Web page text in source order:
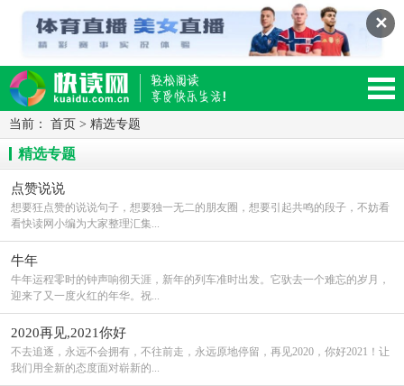
✕
读网-轻松阅读,快乐生活移动版
当前： 首页 > 精选专题
精选专题
点赞说说
想要狂点赞的说说句子，想要独一无二的朋友圈，想要引起共鸣的段子，不妨看
看快读网小编为大家整理汇集...
牛年
牛年运程零时的钟声响彻天涯，新年的列车准时出发。它驮去一个难忘的岁月，
迎来了又一度火红的年华。祝...
2020再见,2021你好
不去追逐，永远不会拥有，不往前走，永远原地停留，再见2020，你好2021！让
我们用全新的态度面对崭新的...